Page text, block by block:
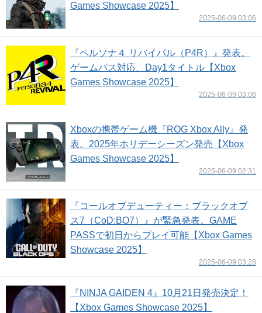
Games Showcase 2025】
2025-06-09 03:06
『ペルソナ４ リバイバル（P4R）』発表。
ゲームパス対応、Day1タイトル【Xbox
Games Showcase 2025】
2025-06-09 03:06
Xboxの携帯ゲーム機『ROG Xbox Ally』発
表。2025年ホリデーシーズン発売【Xbox
Games Showcase 2025】
2025-06-09 02:31
『コールオブデューティー：ブラックオプ
ス7（CoD:BO7）』が緊急発表。GAME
PASSで初日からプレイ可能【Xbox Games
Showcase 2025】
2025-06-09 03:28
『NINJA GAIDEN 4』10月21日発売決定！
【Xbox Games Showcase 2025】